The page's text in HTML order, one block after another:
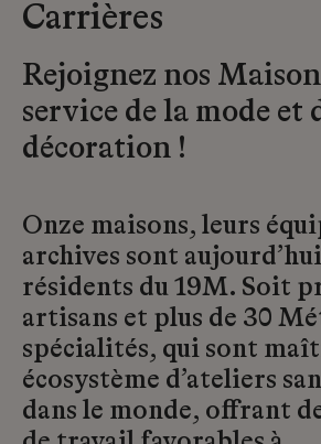
Carrières
Rejoignez nos
service de la mode et
décoration !
Onze maisons, leurs
archives sont
résidents du 19M. Soit
artisans et plus de 30
spécialités, qui sont
écosystème d’ateliers
dans le monde, offrant